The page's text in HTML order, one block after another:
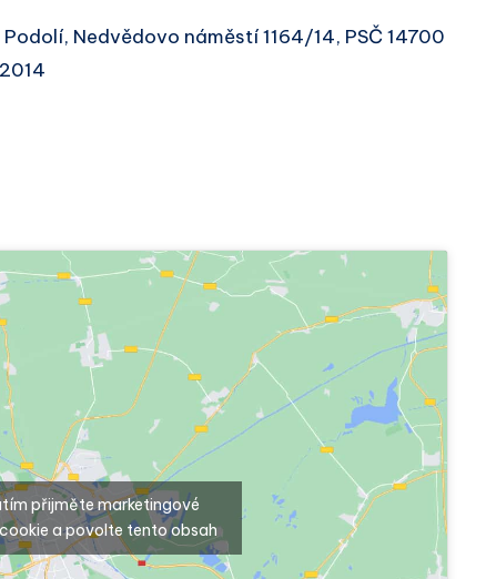
Nedvědovo náměstí 1164/14, PSČ 14700
přijměte marketingové
a povolte tento obsah